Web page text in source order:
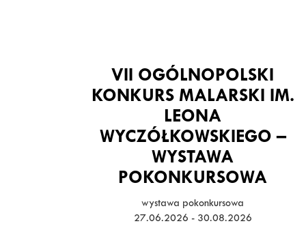
VII OGÓLNOPOLSKI
KONKURS MALARSKI IM.
LEONA
WYCZÓŁKOWSKIEGO –
WYSTAWA
POKONKURSOWA
wystawa pokonkursowa
27.06.2026 - 30.08.2026